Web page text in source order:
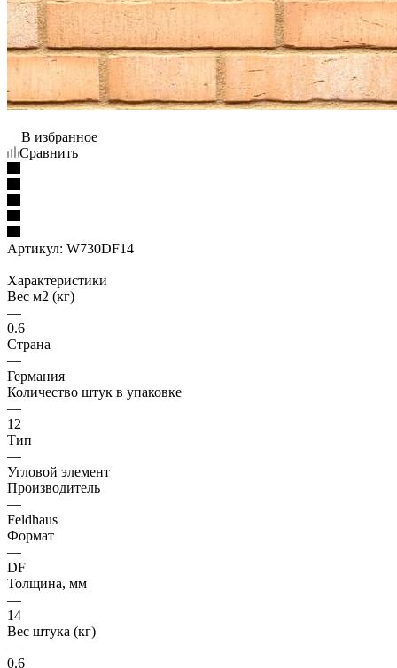
В избранное
Сравнить
Артикул: W730DF14
Характеристики
Вес м2 (кг)
—
0.6
Страна
—
Германия
Количество штук в упаковке
—
12
Тип
—
Угловой элемент
Производитель
—
Feldhaus
Формат
—
DF
Толщина, мм
—
14
Вес штука (кг)
—
0.6